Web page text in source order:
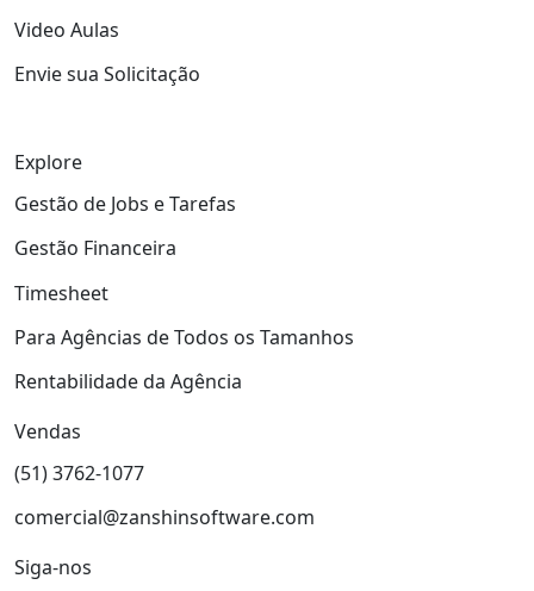
Video Aulas
Envie sua Solicitação
Explore
Gestão de Jobs e Tarefas
Gestão Financeira
Timesheet
Para Agências de Todos os Tamanhos
Rentabilidade da Agência
Vendas
(51) 3762-1077
comercial@zanshinsoftware.com
Siga-nos